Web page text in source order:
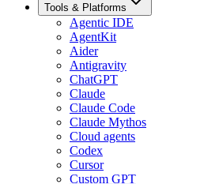
Tools & Platforms
Agentic IDE
AgentKit
Aider
Antigravity
ChatGPT
Claude
Claude Code
Claude Mythos
Cloud agents
Codex
Cursor
Custom GPT